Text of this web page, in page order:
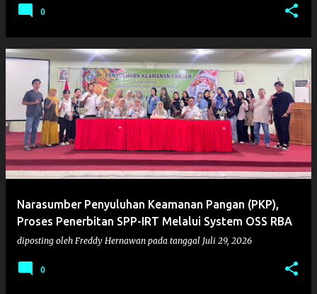
0
Narasumber Penyuluhan Keamanan Pangan (PKP),
Proses Penerbitan SPP-IRT Melalui System OSS RBA
diposting oleh Freddy Hernawan pada tanggal Juli 29, 2026
0